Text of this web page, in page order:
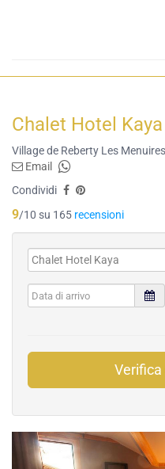
Chalet Hotel Kaya
Village de Reberty Les
Email
Condividi
9/10 su 165 recensioni